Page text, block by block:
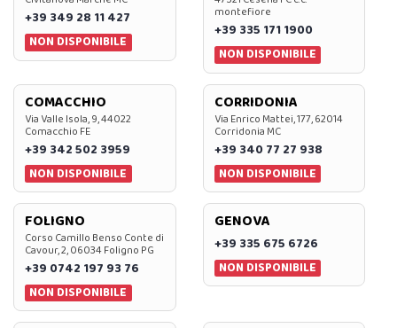
+39 349 28 11 427
NON DISPONIBILE
montefiore
+39 335 171 1900
NON DISPONIBILE
COMACCHIO
Via Valle Isola, 9, 44022
Comacchio FE
+39 342 502 3959
NON DISPONIBILE
CORRIDONIA
Via Enrico Mattei, 177, 62014
Corridonia MC
+39 340 77 27 938
NON DISPONIBILE
FOLIGNO
Corso Camillo Benso Conte di
Cavour, 2, 06034 Foligno PG
+39 0742 197 93 76
NON DISPONIBILE
GENOVA
+39 335 675 6726
NON DISPONIBILE